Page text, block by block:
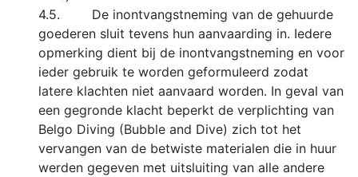
4.5. De inontvangstneming van de gehuurde
goederen sluit tevens hun aanvaarding in. Iedere
opmerking dient bij de inontvangstneming en voor
ieder gebruik te worden geformuleerd zodat
latere klachten niet aanvaard worden. In geval van
een gegronde klacht beperkt de verplichting van
Belgo Diving (Bubble and Dive) zich tot het
vervangen van de betwiste materialen die in huur
werden gegeven met uitsluiting van alle andere